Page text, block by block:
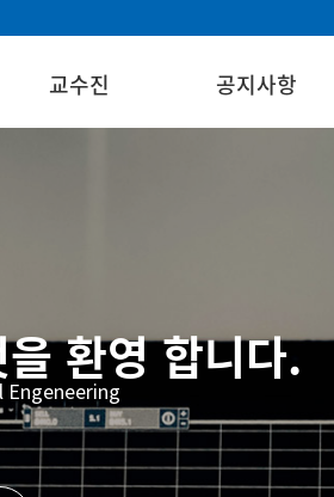
교수진 공지사항
환영 합니다.
Engeneering